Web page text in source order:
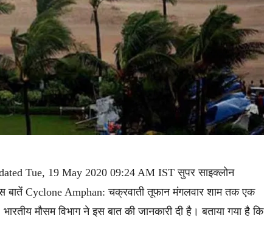
Tue, 19 May 2020 09:24 AM IST सुपर साइक्लोन
बातें Cyclone Amphan: चक्रवाती तूफान मंगलवार शाम तक एक
मौसम विभाग ने इस बात की जानकारी दी है। बताया गया है कि